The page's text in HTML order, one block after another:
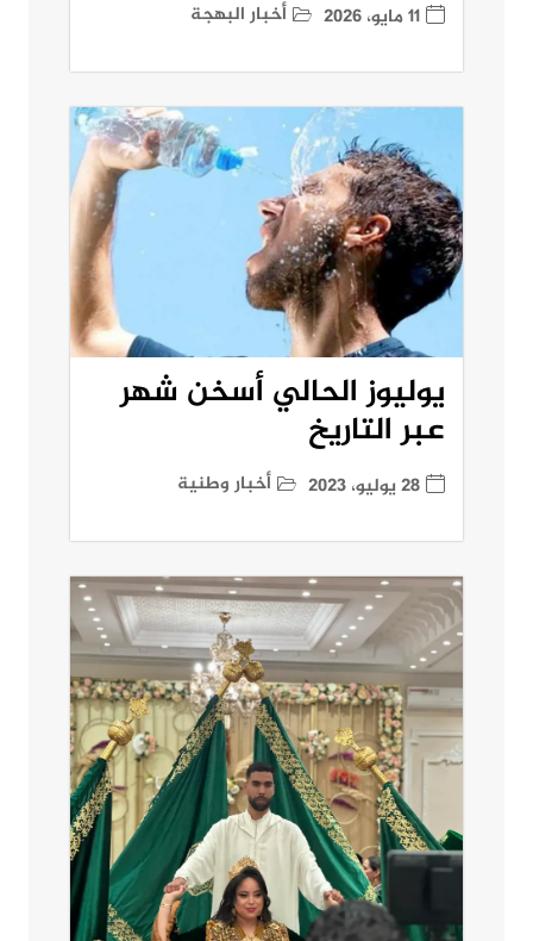
11 مايو، 2026 أخبار البهجة
يوليوز الحالي أسخن شهر
عبر التاريخ
28 يوليو، 2023 أخبار وطنية